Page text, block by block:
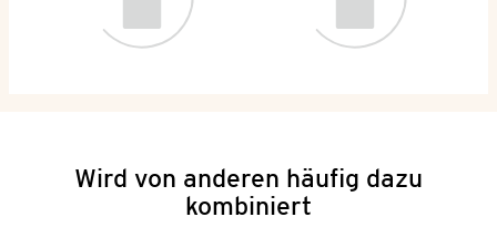
Wird von anderen häufig dazu
kombiniert